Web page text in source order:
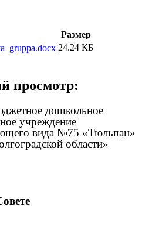
Размер
24.24 КБ
просмотр:
дошкольное
учреждение
вида №75 «Тюльпан»
области»